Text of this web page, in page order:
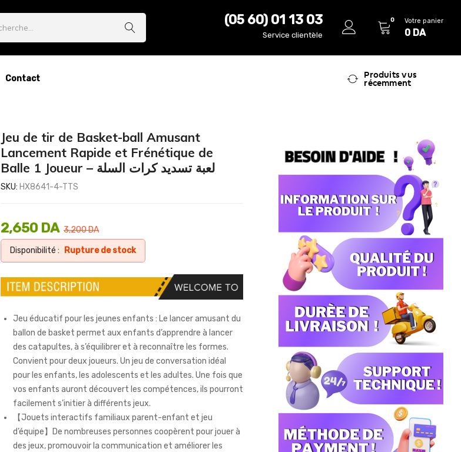
(05 60) 01 13 03
Service clientèle
0 Votre panier
0 DA
Contact
Produits vus
récemment
Jeu de tir de Basket-ball Amusant
Lancement Rapide et Frénétique de
Balle 1 Joueur – لعبة تسديد كرات السلة
SKU: HX8641-4-TTS
3,200DA
2,650 DA
Disponibilité : Rupture de stock
Jeu éducatif pour les jeunes enfants : Le lancer amusant du
ballon de basket permet aux enfants d’apprendre à lancer
des catapultes, à s’équilibrer et à reconnaître les formes.
Convient pour deux joueurs. Un jeu de conversation idéal
pour les enfants, les adolescents et les adultes. Une fois que
vos enfants auront découvert les compétences, ils pourront
facilement s’initier à différents jeux.
【Jouets interactifs familiaux parent-enfant et jeu
d’équipe】De nombreuses personnes coopèrent pour jouer à
des jeux, promouvoir la communication et améliorer les